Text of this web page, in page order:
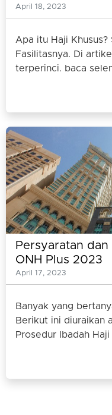
April 18, 2023
Apa itu Haji Khusus?
Fasilitasnya. Di
terperinci. baca
Persyaratan
ONH Plus 2023
April 17, 2023
Banyak yang
Berikut ini diuraikan
Prosedur Ibadah